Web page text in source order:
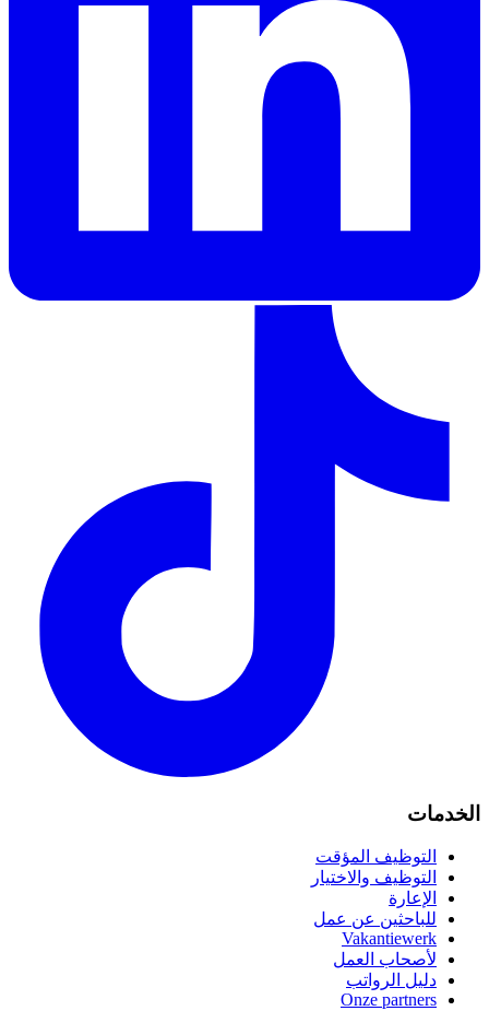
الخدمات
التوظيف المؤقت
التوظيف والاختيار
الإعارة
للباحثين عن عمل
Vakantiewerk
لأصحاب العمل
دليل الرواتب
Onze partners